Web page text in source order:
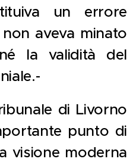
un errore
aveva minato
la validità del
di Livorno
punto di
visione moderna